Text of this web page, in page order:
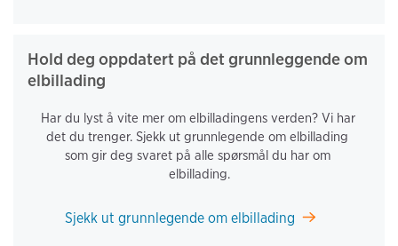
Hold deg oppdatert på det grunnleggende om
elbillading
Har du lyst å vite mer om elbilladingens verden? Vi har
det du trenger. Sjekk ut grunnlegende om elbillading
som gir deg svaret på alle spørsmål du har om
elbillading.
Sjekk ut grunnlegende om elbillading